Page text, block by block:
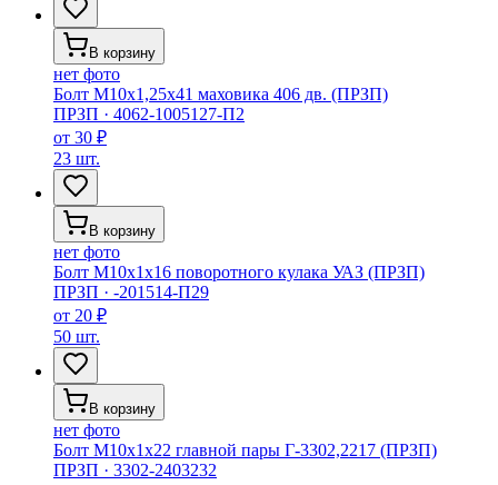
В корзину
нет фото
Болт М10х1,25х41 маховика 406 дв. (ПРЗП)
ПРЗП · 4062-1005127-П2
от 30 ₽
23 шт.
В корзину
нет фото
Болт М10х1х16 поворотного кулака УАЗ (ПРЗП)
ПРЗП · -201514-П29
от 20 ₽
50 шт.
В корзину
нет фото
Болт М10х1х22 главной пары Г-3302,2217 (ПРЗП)
ПРЗП · 3302-2403232